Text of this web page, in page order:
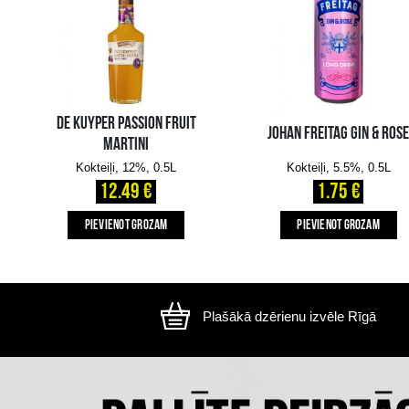
Attēls ir ilustratīvs, preces izskats var
CITI MŪSU KLIENTI IZVĒLAS